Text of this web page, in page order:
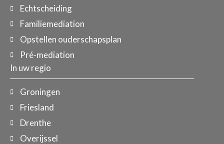
Echtscheiding
Familiemediation
Opstellen ouderschapsplan
Pré-mediation
In uw regio
Groningen
Friesland
Drenthe
Overijssel